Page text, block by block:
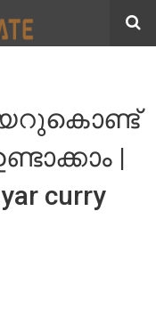
|
curry